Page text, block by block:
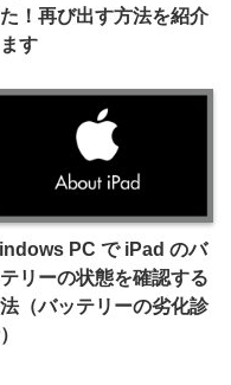
！再び出す方法を紹介
す
PC で iPad のバ
リーの状態を確認する
（バッテリーの劣化診